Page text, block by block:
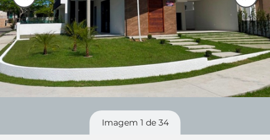
Plantão 48 99842-0500
Divulgue seu imóvel
Imagem 1 de 34